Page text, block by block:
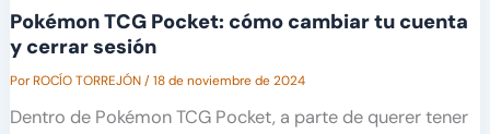
Pokémon TCG Pocket: cómo cambiar tu cuenta
y cerrar sesión
PorROCÍO TORREJÓN/18 de noviembre de 2024
Dentro de Pokémon TCG Pocket, a parte de querer tener